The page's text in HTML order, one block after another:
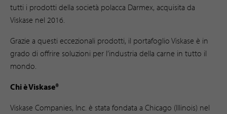
tutti i prodotti della società polacca Darmex, acquisita da
Viskase nel 2016.
Grazie a questi eccezionali prodotti, il portafoglio Viskase è in
grado di offrire soluzioni per l’industria della carne in tutto il
mondo.
Chi è Viskase®
Viskase Companies, Inc. è stata fondata a Chicago (Illinois) nel